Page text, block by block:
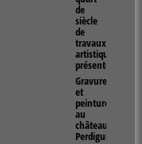
de
siècle
de
travaux
artistiques
présentés
Gravure
et
peintures
au
château
Perdiguier